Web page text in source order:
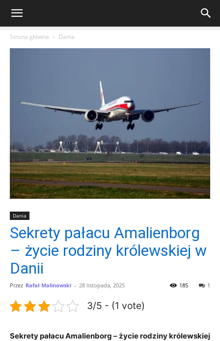
Strona główna Dania
Dania
Sekrety pałacu Amalienborg
– życie rodziny królewskiej w
Danii
Przez Rafał Malinowski - 28 listopada, 2025 1
185
3/5 - (1 vote)
Sekrety pałacu Amalienborg – życie rodziny królewskiej